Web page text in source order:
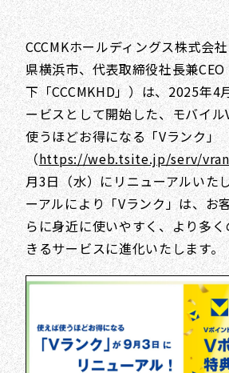
CCCMKホールディングス株式会
県横浜市、代表取締役社長兼
下「CCCMKHD」）は、2025年4
ービスとして開始した、モバイ
使うほどお得になる「Vランク」
（https://web.tsite.jp/serv/
月3日（水）にリニューアルいた
ーアルにより「Vランク」は、お
らに身近に使いやすく、より多
きるサービスに進化いたします。